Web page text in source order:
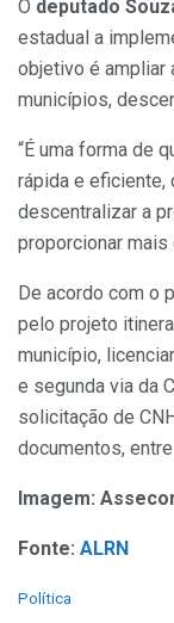
O deputado
estadual a
objetivo é ampliar
municípios,
“É uma forma de
rápida e eficiente,
descentralizar a
proporcionar mais
De acordo com o
pelo projeto
município,
e segunda via da
solicitação de
documentos,
Imagem:
Fonte: ALRN
C
Política